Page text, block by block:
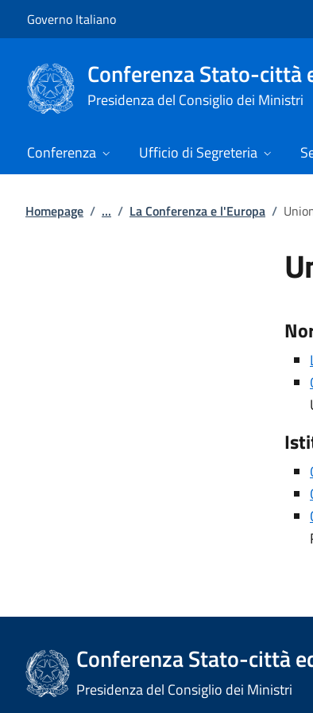
Governo Italiano
Conferenza Stato-città
Presidenza del Consiglio dei Ministri
Conferenza Ufficio di Segreteria
Homepage / ... / La Conferenza e l'Europa /
Conferenza Stato-città
Presidenza del Consiglio dei Ministri